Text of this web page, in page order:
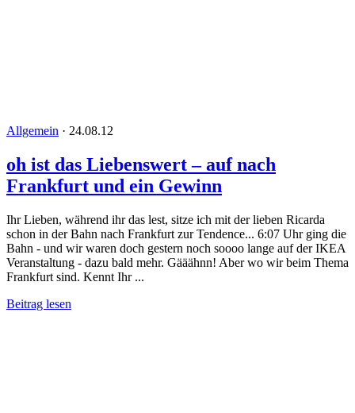
Allgemein · 24.08.12
oh ist das Liebenswert – auf nach
Frankfurt und ein Gewinn
Ihr Lieben, während ihr das lest, sitze ich mit der lieben Ricarda
schon in der Bahn nach Frankfurt zur Tendence... 6:07 Uhr ging die
Bahn - und wir waren doch gestern noch soooo lange auf der IKEA
Veranstaltung - dazu bald mehr. Gääähnn! Aber wo wir beim Thema
Frankfurt sind. Kennt Ihr ...
Beitrag lesen